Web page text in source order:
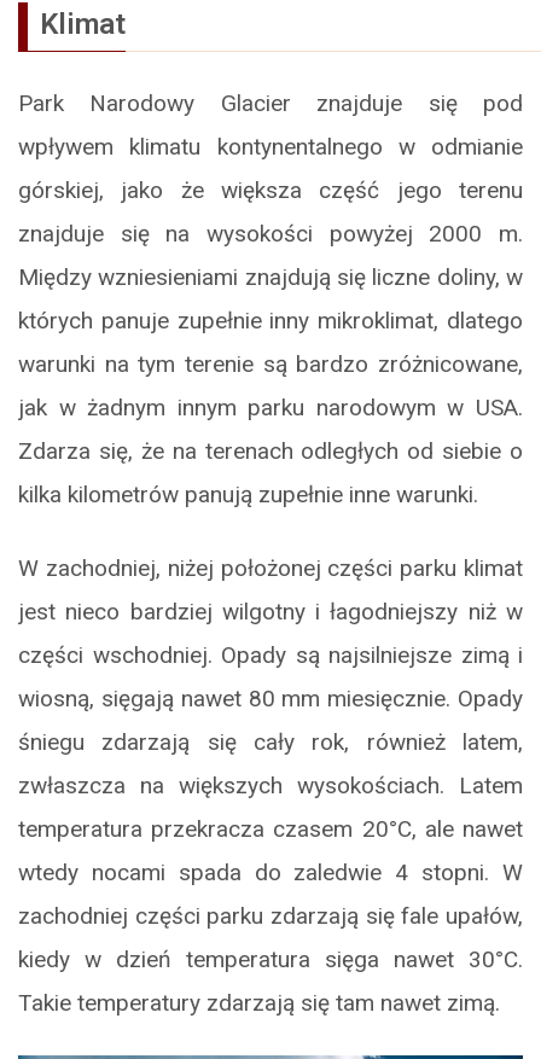
Klimat
Park Narodowy Glacier znajduje się pod
wpływem klimatu kontynentalnego w odmianie
górskiej, jako że większa część jego terenu
znajduje się na wysokości powyżej 2000 m.
Między wzniesieniami znajdują się liczne doliny, w
których panuje zupełnie inny mikroklimat, dlatego
warunki na tym terenie są bardzo zróżnicowane,
jak w żadnym innym parku narodowym w USA.
Zdarza się, że na terenach odległych od siebie o
kilka kilometrów panują zupełnie inne warunki.
W zachodniej, niżej położonej części parku klimat
jest nieco bardziej wilgotny i łagodniejszy niż w
części wschodniej. Opady są najsilniejsze zimą i
wiosną, sięgają nawet 80 mm miesięcznie. Opady
śniegu zdarzają się cały rok, również latem,
zwłaszcza na większych wysokościach. Latem
temperatura przekracza czasem 20°C, ale nawet
wtedy nocami spada do zaledwie 4 stopni. W
zachodniej części parku zdarzają się fale upałów,
kiedy w dzień temperatura sięga nawet 30°C.
Takie temperatury zdarzają się tam nawet zimą.